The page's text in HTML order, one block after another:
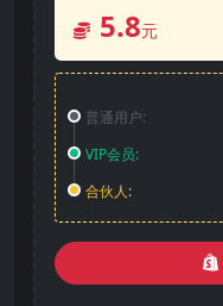
5.8元
普通用户:
VIP会员:
合伙人: